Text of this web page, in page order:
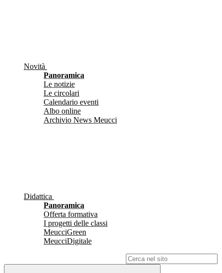
Novità
Panoramica
Le notizie
Le circolari
Calendario eventi
Albo online
Archivio News Meucci
Didattica
Panoramica
Offerta formativa
I progetti delle classi
MeucciGreen
MeucciDigitale